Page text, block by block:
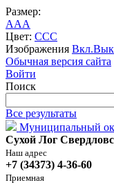
Размер:
AAA
Цвет: CCC
Изображения Вкл.
Обычная версия сайта
Войти
Поиск
Все результаты
Муниципальный
Сухой Лог
Наш адрес
+7 (34373) 4-36-60
Приемная